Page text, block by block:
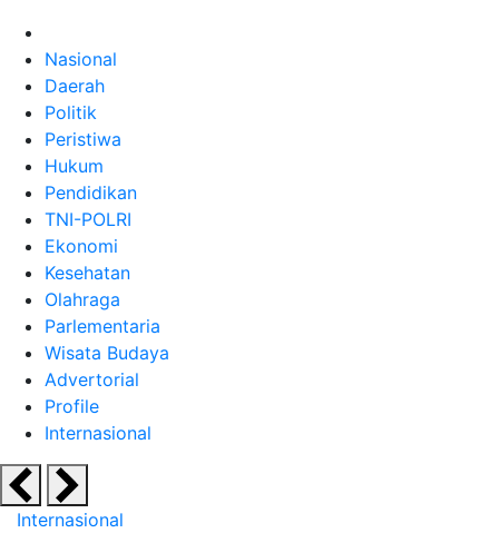
Nasional
Daerah
Politik
Peristiwa
Hukum
Pendidikan
TNI-POLRI
Ekonomi
Kesehatan
Olahraga
Parlementaria
Wisata Budaya
Advertorial
Profile
Internasional
Internasional